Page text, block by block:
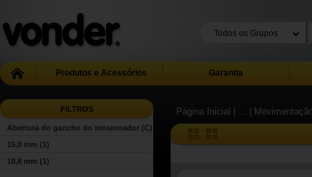
Produtos e Acessórios Garantia
FILTROS
Abertura do gancho do tensionador (C)
15,0 mm (1)
18,8 mm (1)
Página Inicial | ... |